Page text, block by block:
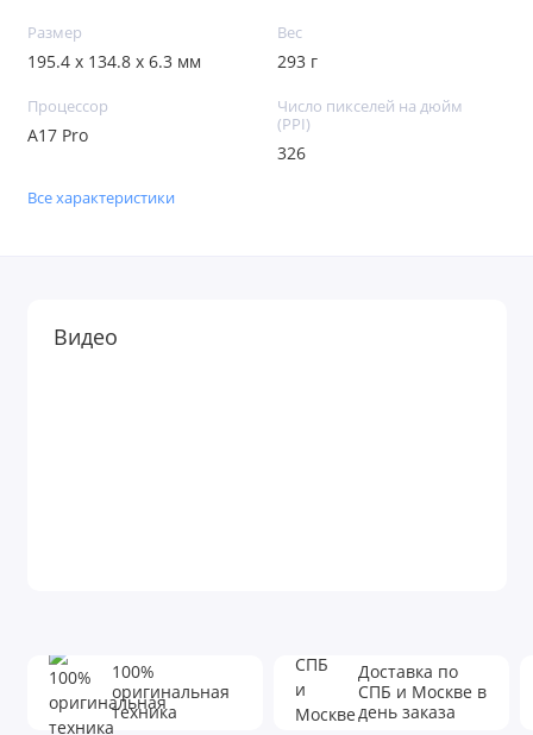
Размер
195.4 x 134.8 x 6.3 мм
Вес
293 г
Процессор
A17 Pro
Число пикселей на дюйм
(PPI)
326
Все характеристики
Видео
100%
оригинальная
техника
Доставка по
СПБ и Москве в
день заказа